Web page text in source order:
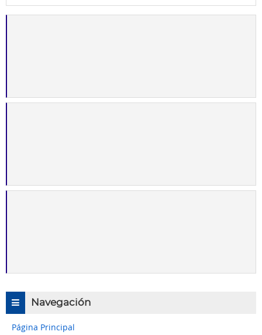
Navegación
Página Principal